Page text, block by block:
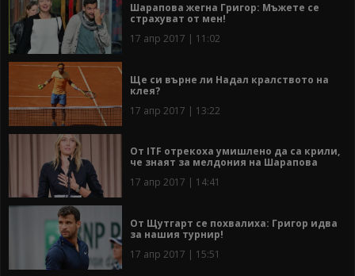
Шарапова жегна Григор: Мъжете се
страхуват от мен!
17 апр 2017 | 11:02
Ще си върне ли Надал кралството на
клея?
17 апр 2017 | 13:22
От ITF отрекоха умишлено да са крили,
че знаят за мелдония на Шарапова
17 апр 2017 | 14:41
От Щутгарт се похвалиха: Григор идва
за нашия турнир!
17 апр 2017 | 15:51